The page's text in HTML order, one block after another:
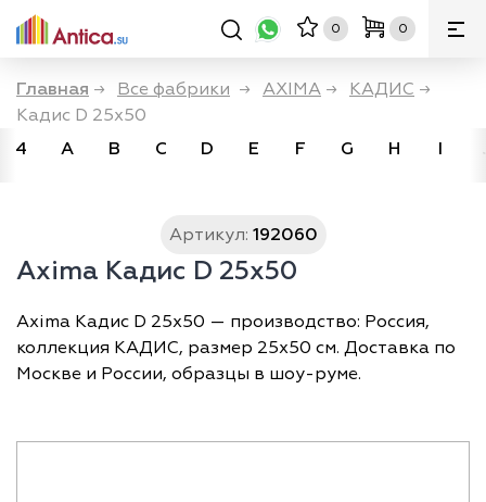
0 0
Главная → Все фабрики → AXIMA → КАДИС →
Кадис D 25x50
4
A B C D E F G H I
Артикул: 192060
Axima Кадис D 25x50
Axima Кадис D 25x50 — производство: Россия,
коллекция КАДИС, размер 25х50 см. Доставка по
Москве и России, образцы в шоу-руме.